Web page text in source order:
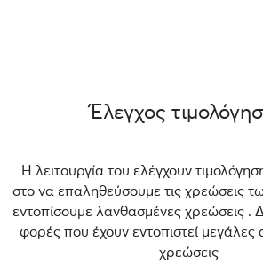
Έλεγχος
Η λειτουργία του ελέγχουν
στο να επαληθεύσουμε τις χρεώσεις
εντοπίσουμε λανθασμένες χρεώσεις .
φορές που έχουν εντοπιστεί μεγάλες
χρεώσεις